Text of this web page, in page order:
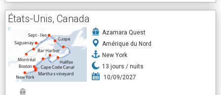
États-Unis, Canada
Azamara Quest
Amérique du Nord
New York
13 jours / nuits
10/09/2027